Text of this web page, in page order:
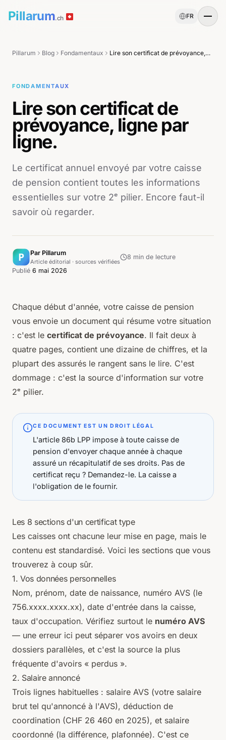
Pillarum.ch FR
Pillarum Blog Fondamentaux Lire son certificat de prévoyance, ligne par ligne.
FONDAMENTAUX
Lire son certificat de
prévoyance, ligne par
ligne.
Le certificat annuel envoyé par votre caisse
de pension contient toutes les informations
essentielles sur votre 2ᵉ pilier. Encore faut-il
savoir où regarder.
Par Pillarum
Article éditorial · sources vérifiées
8 min de lecture
Publié 6 mai 2026
Chaque début d'année, votre caisse de pension
vous envoie un document qui résume votre situation
: c'est le certificat de prévoyance. Il fait deux à
quatre pages, contient une dizaine de chiffres, et la
plupart des assurés le rangent sans le lire. C'est
dommage : c'est la source d'information sur votre
2ᵉ pilier.
CE DOCUMENT EST UN DROIT LÉGAL
L'article 86b LPP impose à toute caisse de
pension d'envoyer chaque année à chaque
assuré un récapitulatif de ses droits. Pas de
certificat reçu ? Demandez-le. La caisse a
l'obligation de le fournir.
Les 8 sections d'un certificat type
Les caisses ont chacune leur mise en page, mais le
contenu est standardisé. Voici les sections que vous
trouverez à coup sûr.
1. Vos données personnelles
Nom, prénom, date de naissance, numéro AVS (le
756.xxxx.xxxx.xx), date d'entrée dans la caisse,
taux d'occupation. Vérifiez surtout le numéro AVS
— une erreur ici peut séparer vos avoirs en deux
dossiers parallèles, et c'est la source la plus
fréquente d'avoirs « perdus ».
2. Salaire annoncé
Trois lignes habituelles : salaire AVS (votre salaire
brut tel qu'annoncé à l'AVS), déduction de
coordination (CHF 26 460 en 2025), et salaire
coordonné (la différence, plafonnée). C'est ce